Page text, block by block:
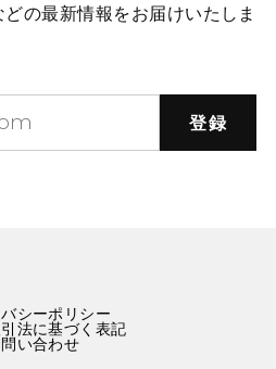
の最新情報をお届けいたしま
登録
シーポリシー
法に基づく表記
い合わせ